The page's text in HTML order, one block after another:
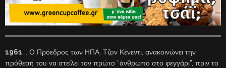
1961 …. Ο Πρόεδρος των ΗΠΑ, Τζον Κένεντι, ανακοινώνει την
πρόθεσή του να στείλει τον πρώτο “άνθρωπο στο φεγγάρι”, πριν το